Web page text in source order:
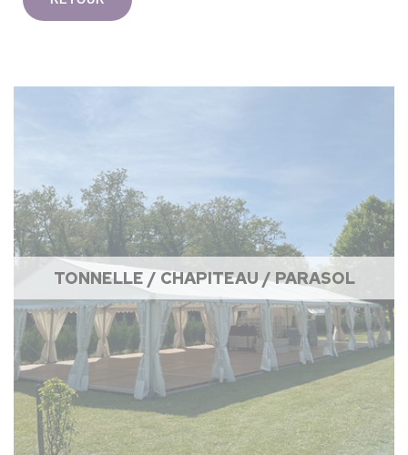
TONNELLE / CHAPITEAU / PARASOL